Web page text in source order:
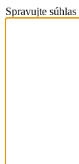
Spravujte